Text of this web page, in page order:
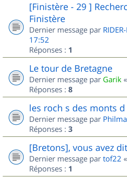
[Finistère - 29 ]
Finistère
Dernier message par
17:52
Réponses : 1
Le tour de Bretagne
Dernier message par Garik «
Réponses : 8
les roch s des monts
Dernier message par
Réponses : 3
[Bretons], vous avez
Dernier message par tof22 «
Réponses : 1